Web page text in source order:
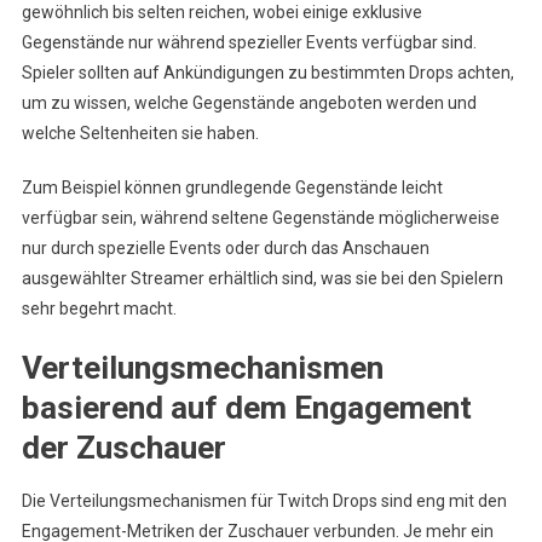
gewöhnlich bis selten reichen, wobei einige exklusive
Gegenstände nur während spezieller Events verfügbar sind.
Spieler sollten auf Ankündigungen zu bestimmten Drops achten,
um zu wissen, welche Gegenstände angeboten werden und
welche Seltenheiten sie haben.
Zum Beispiel können grundlegende Gegenstände leicht
verfügbar sein, während seltene Gegenstände möglicherweise
nur durch spezielle Events oder durch das Anschauen
ausgewählter Streamer erhältlich sind, was sie bei den Spielern
sehr begehrt macht.
Verteilungsmechanismen
basierend auf dem Engagement
der Zuschauer
Die Verteilungsmechanismen für Twitch Drops sind eng mit den
Engagement-Metriken der Zuschauer verbunden. Je mehr ein